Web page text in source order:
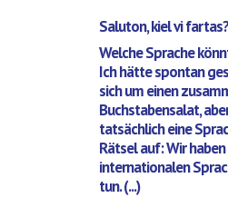
Saluton, kiel vi fartas?
Welche Sprache
Ich hätte spontan
sich um einen
Buchstabensalat,
tatsächlich eine
Rätsel auf: Wir
internationalen
tun. (...)